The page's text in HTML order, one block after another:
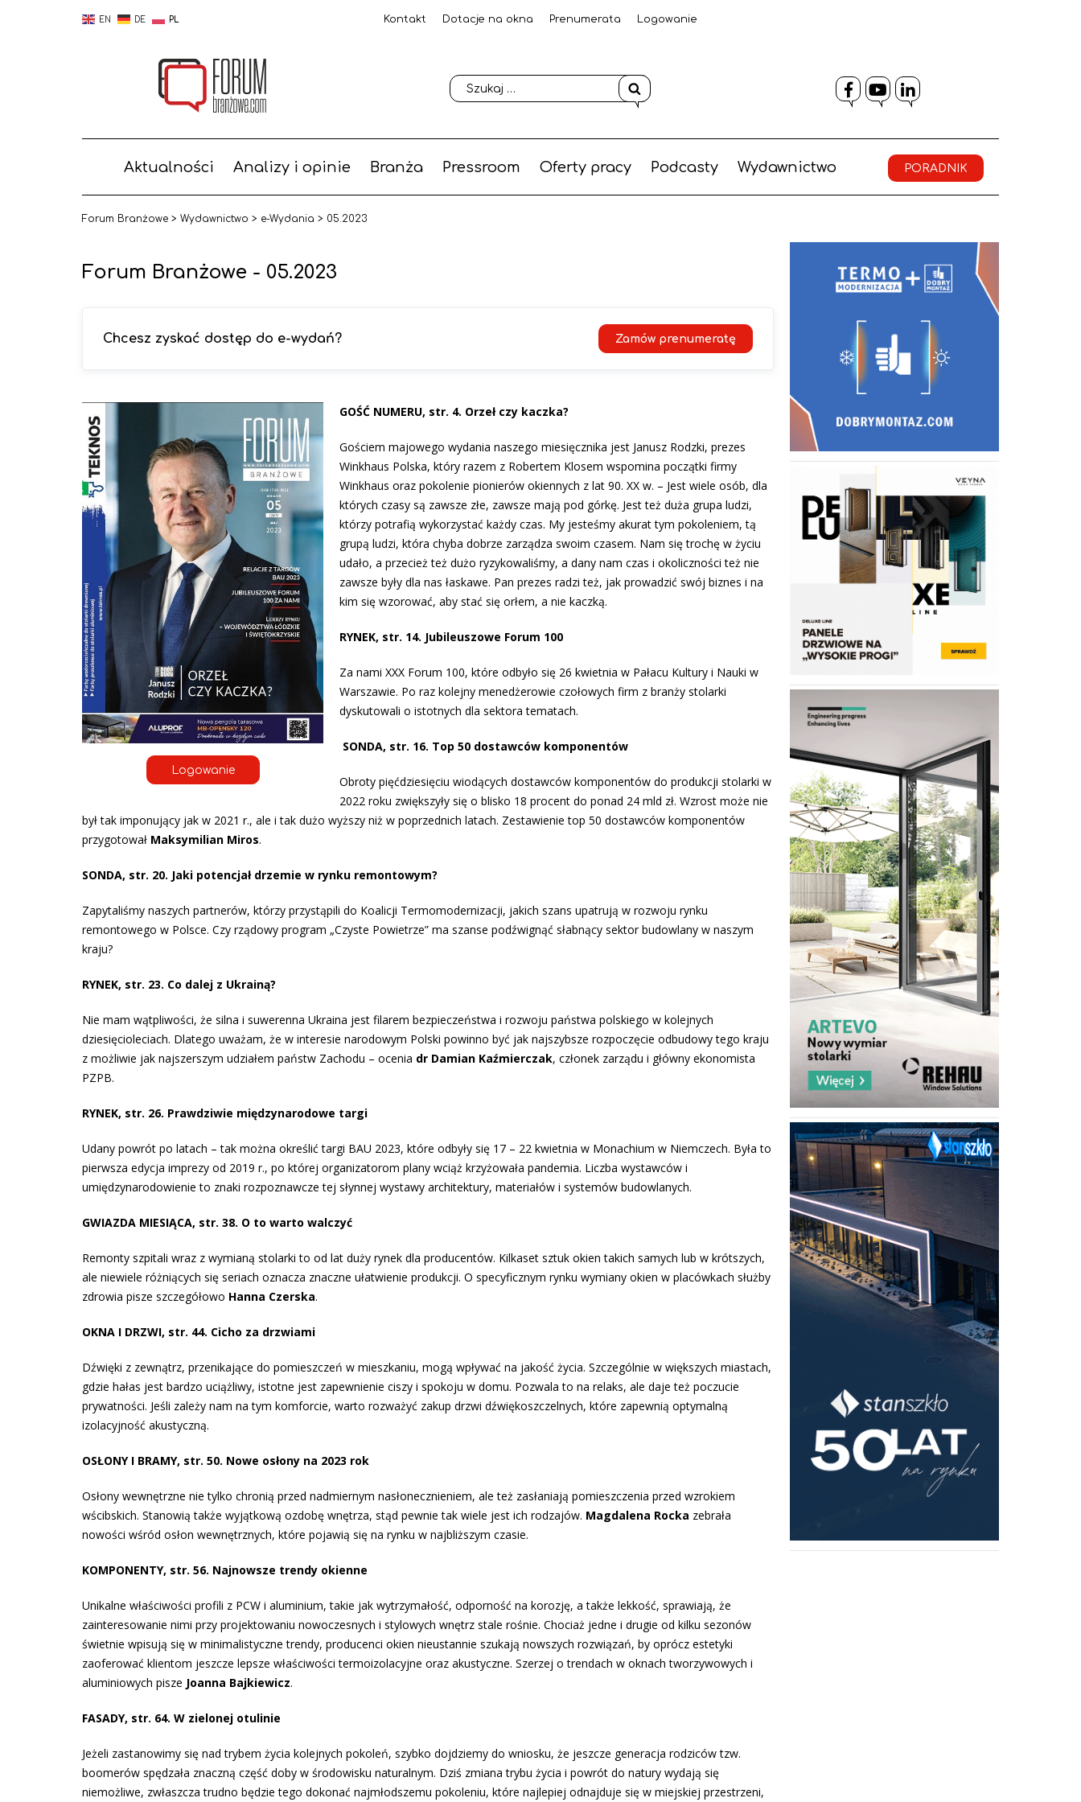
EN DE PL Kontakt Dotacje na okna Prenumerata Logowanie
Facebook
YouTube
LinkedIn
Aktualności Analizy i opinie Branża Pressroom Oferty pracy Podcasty Wydawnictwo PORADNIK
Forum Branżowe > Wydawnictwo > e-Wydania > 05.2023
Forum Branżowe - 05.2023
Chcesz zyskać dostęp do e-wydań? Zamów prenumeratę
Logowanie
GOŚĆ NUMERU, str. 4. Orzeł czy kaczka?
Gościem majowego wydania naszego miesięcznika jest Janusz Rodzki, prezes
Winkhaus Polska, który razem z Robertem Klosem wspomina początki firmy
Winkhaus oraz pokolenie pionierów okiennych z lat 90. XX w. – Jest wiele osób, dla
których czasy są za­wsze złe, zawsze mają pod górkę. Jest też duża grupa ludzi,
którzy potrafią wykorzy­stać każdy czas. My jesteśmy akurat tym pokoleniem, tą
grupą ludzi, która chyba do­brze zarządza swoim czasem. Nam się tro­chę w życiu
udało, a przecież też dużo ryzy­kowaliśmy, a dany nam czas i okoliczności też nie
zawsze były dla nas łaskawe. Pan prezes radzi też, jak prowadzić swój biznes i na
kim się wzorować, aby stać się orłem, a nie kaczką.
RYNEK, str. 14. Jubileuszowe Forum 100
Za nami XXX Forum 100, które odbyło się 26 kwietnia w Pałacu Kultury i Nauki w
Warszawie. Po raz kolejny menedżerowie czołowych firm z branży stolarki
dyskutowali o istotnych dla sektora tematach.
SONDA, str. 16. Top 50 dostawców komponentów
Obroty pięćdziesięciu wiodących dostawców komponentów do pro­dukcji stolarki w
2022 roku zwięk­szyły się o blisko 18 procent do ponad 24 mld zł. Wzrost może nie
był tak imponujący jak w 2021 r., ale i tak dużo wyższy niż w poprzednich latach. Zestawienie top 50 dostawców komponentów
przygotował Maksymilian Miros.
SONDA, str. 20. Jaki potencjał drzemie w rynku remontowym?
Zapytaliśmy naszych partnerów, którzy przystąpili do Koalicji Termomodernizacji, jakich szans upatrują w rozwoju rynku
remontowego w Polsce. Czy rządowy program „Czyste Powietrze” ma szanse podźwignąć słabnący sektor budowlany w naszym
kraju?
RYNEK, str. 23. Co dalej z Ukrainą?
Nie mam wątpliwości, że silna i suwerenna Ukraina jest filarem bezpieczeństwa i rozwoju państwa polskiego w kolejnych
dziesięcioleciach. Dlatego uważam, że w interesie narodowym Polski powinno być jak najszybsze rozpoczęcie odbudowy tego kraju
z możliwie jak najszerszym udziałem państw Zachodu – ocenia dr Damian Kaźmierczak, członek zarządu i główny ekonomista
PZPB.
RYNEK, str. 26. Prawdziwie międzynarodowe targi
Udany powrót po latach – tak można określić targi BAU 2023, które odbyły się 17 – 22 kwietnia w Monachium w Niemczech. Była to
pierwsza edycja imprezy od 2019 r., po której organizatorom plany wciąż krzyżowała pandemia. Liczba wystawców i
umiędzynarodowienie to znaki rozpoznawcze tej słynnej wystawy architektury, materiałów i systemów budowlanych.
GWIAZDA MIESIĄCA, str. 38. O to warto walczyć
Remonty szpitali wraz z wymianą stolarki to od lat duży rynek dla producentów. Kil­kaset sztuk okien takich samych lub w krótszych,
ale niewiele różniących się seriach oznacza znaczne ułatwienie produkcji. O specyficznym rynku wymiany okien w placówkach służby
zdrowia pisze szczegółowo Hanna Czerska.
OKNA I DRZWI, str. 44. Cicho za drzwiami
Dźwięki z zewnątrz, przenikające do pomieszczeń w mieszkaniu, mogą wpływać na jakość życia. Szczególnie w większych miastach,
gdzie hałas jest bardzo uciążliwy, istotne jest zapewnienie ciszy i spokoju w domu. Pozwala to na relaks, ale daje też poczucie
prywatności. Jeśli zależy nam na tym komforcie, warto rozważyć zakup drzwi dźwiękoszczelnych, które zapewnią optymalną
izolacyjność akustyczną.
OSŁONY I BRAMY, str. 50. Nowe osłony na 2023 rok
Osłony wewnętrzne nie tylko chronią przed nadmiernym nasłonecznieniem, ale też zasłaniają pomieszczenia przed wzrokiem
wścibskich. Stanowią także wyjątkową ozdobę wnętrza, stąd pewnie tak wiele jest ich rodzajów. Magdalena Rocka zebrała
nowości wśród osłon wewnętrznych, które pojawią się na rynku w najbliższym czasie.
KOMPONENTY, str. 56. Najnowsze trendy okienne
Unikalne właściwości profili z PCW i aluminium, takie jak wytrzymałość, odporność na korozję, a także lekkość, sprawiają, że
zainteresowanie nimi przy projektowaniu nowoczesnych i stylowych wnętrz stale rośnie. Chociaż jedne i drugie od kilku sezonów
świetnie wpisują się w minimalistyczne trendy, producenci okien nieustannie szukają nowszych rozwiązań, by oprócz estetyki
zaoferować klientom jeszcze lepsze właściwości termoizolacyjne oraz akustyczne. Szerzej o trendach w oknach tworzywowych i
aluminiowych pisze Joanna Bajkiewicz.
FASADY, str. 64. W zielonej otulinie
Jeżeli zastanowimy się nad trybem życia kolejnych pokoleń, szybko dojdziemy do wniosku, że jeszcze generacja rodziców tzw.
boomerów spędzała znaczną część doby w środowisku naturalnym. Dziś zmiana trybu życia i powrót do natury wydają się
niemożliwe, zwłaszcza trudno będzie tego dokonać najmłodszemu pokoleniu, które najlepiej odnajduje się w miejskiej przestrzeni,